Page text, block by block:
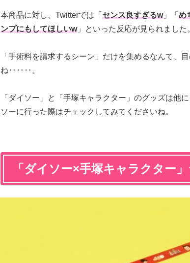
本商品に対し、Twitterでは「 センス良すぎるw」「 め
ンプにもしてほしいw」といった反応が見られました
「手術料を請求するシーン」だけを集めるなんて、
ね‥‥‥。
「ダイソー」と「手塚キャラクター」のグッズは他
ソーに行った際はチェックしてみてくださいね。
「ダイソー×手塚キャラクター